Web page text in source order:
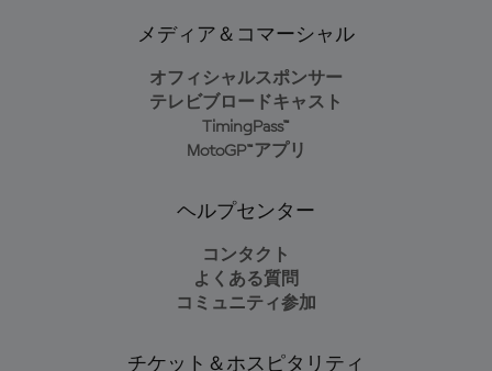
メディア＆コマーシャル
オフィシャルスポンサー
テレビブロードキャスト
TimingPass™
MotoGP™アプリ
ヘルプセンター
コンタクト
よくある質問
コミュニティ参加
チケット＆ホスピタリティ